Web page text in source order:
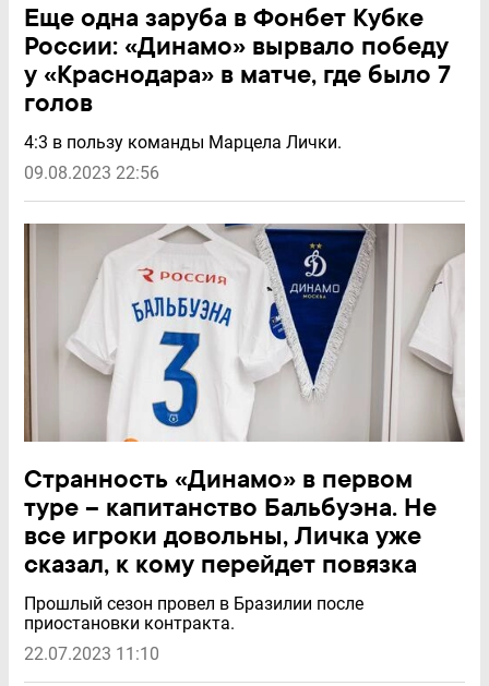
Еще одна заруба в Фонбет Кубке
России: «Динамо» вырвало победу
у «Краснодара» в матче, где было 7
голов
4:3 в пользу команды Марцела Лички.
09.08.2023 22:56
Странность «Динамо» в первом
туре – капитанство Бальбуэна. Не
все игроки довольны, Личка уже
сказал, к кому перейдет повязка
Прошлый сезон провел в Бразилии после
приостановки контракта.
22.07.2023 11:10